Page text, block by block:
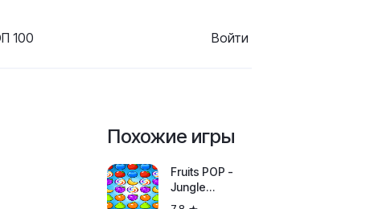
100 Войти
Похожие игры
Fruits POP -
Jungle
Adventure